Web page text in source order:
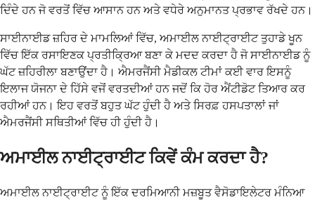
ਦਿੰਦੇ ਹਨ ਜੋ ਵਰਤੋਂ ਵਿੱਚ ਆਸਾਨ ਹਨ ਅਤੇ ਵਧੇਰੇ ਅਨੁਮਾਨਤ ਪ੍ਰਭਾਵ ਰੱਖਦੇ ਹਨ।
ਸਾਈਨਾਈਡ ਜ਼ਹਿਰ ਦੇ ਮਾਮਲਿਆਂ ਵਿੱਚ, ਅਮਾਈਲ ਨਾਈਟ੍ਰਾਈਟ ਤੁਹਾਡੇ ਖੂਨ
ਵਿੱਚ ਇੱਕ ਰਸਾਇਣਕ ਪ੍ਰਤੀਕ੍ਰਿਆ ਬਣਾ ਕੇ ਮਦਦ ਕਰਦਾ ਹੈ ਜੋ ਸਾਈਨਾਈਡ ਨੂੰ
ਘੱਟ ਜ਼ਹਿਰੀਲਾ ਬਣਾਉਂਦਾ ਹੈ। ਐਮਰਜੈਂਸੀ ਮੈਡੀਕਲ ਟੀਮਾਂ ਕਈ ਵਾਰ ਇਸਨੂੰ
ਇਲਾਜ ਯੋਜਨਾ ਦੇ ਹਿੱਸੇ ਵਜੋਂ ਵਰਤਦੀਆਂ ਹਨ ਜਦੋਂ ਕਿ ਹੋਰ ਐਂਟੀਡੋਟ ਤਿਆਰ ਕਰ
ਰਹੀਆਂ ਹਨ। ਇਹ ਵਰਤੋਂ ਬਹੁਤ ਘੱਟ ਹੁੰਦੀ ਹੈ ਅਤੇ ਸਿਰਫ਼ ਹਸਪਤਾਲਾਂ ਜਾਂ
ਐਮਰਜੈਂਸੀ ਸਥਿਤੀਆਂ ਵਿੱਚ ਹੀ ਹੁੰਦੀ ਹੈ।
ਅਮਾਈਲ ਨਾਈਟ੍ਰਾਈਟ ਕਿਵੇਂ ਕੰਮ ਕਰਦਾ ਹੈ?
ਅਮਾਈਲ ਨਾਈਟ੍ਰਾਈਟ ਨੂੰ ਇੱਕ ਦਰਮਿਆਨੀ ਮਜ਼ਬੂਤ ​​ਵੈਸੋਡਾਇਲੇਟਰ ਮੰਨਿਆ